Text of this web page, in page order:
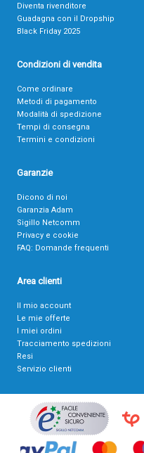
Diventa rivenditore
Guadagna con il Dropship
Black Friday 2025
Condizioni di vendita
Come ordinare
Metodi di pagamento
Modalità di spedizione
Tempi di consegna
Termini e condizioni
Garanzie
Dicono di noi
Garanzia Adam
Sigillo Netcomm
Privacy e cookie
FAQ: Domande frequenti
Area clienti
Il mio account
Le mie offerte
I miei ordini
Tracciamento spedizioni
Resi
Servizio clienti